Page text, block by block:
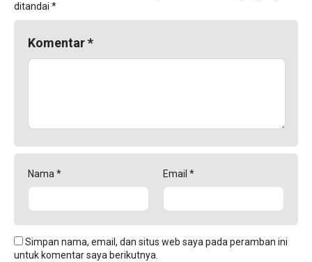
ditandai *
Komentar*
Nama * Email *
Simpan nama, email, dan situs web saya pada peramban ini
untuk komentar saya berikutnya.